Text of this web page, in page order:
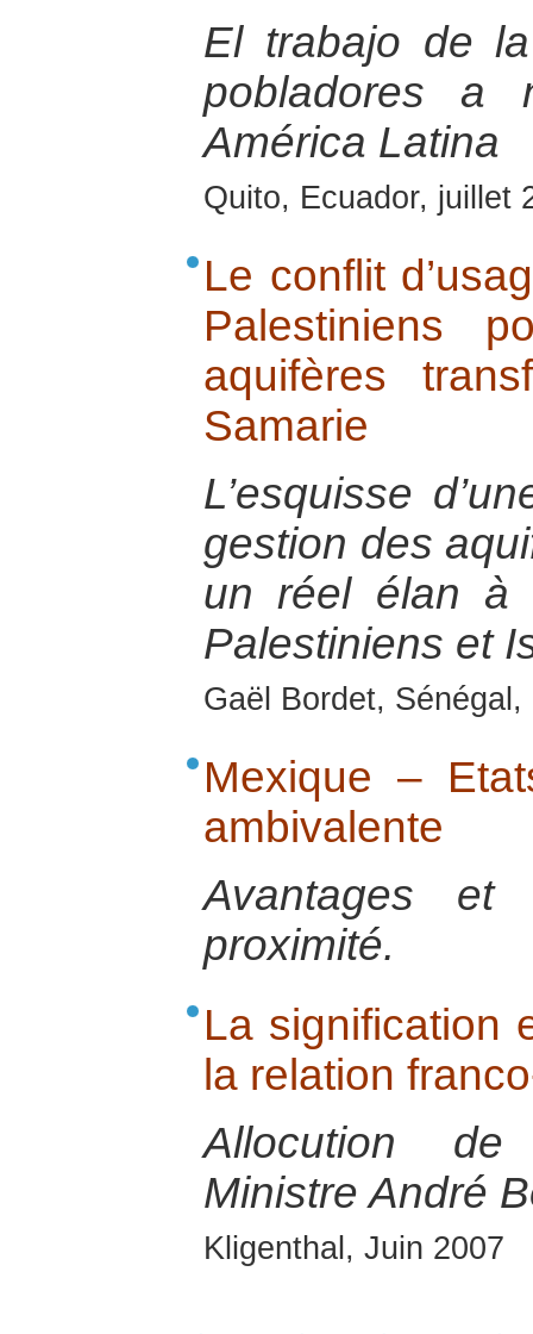
El trabajo de
pobladores a
América Latina
Quito, Ecuador, juillet
Le conflit
Palestiniens
aquifères
Samarie
L’esquisse
gestion des
un réel élan à
Palestiniens et
Gaël Bordet,
Mexique –
ambivalente
Avantages et
proximité.
La signification
la relation
Allocution de
Ministre André
Kligenthal, Juin 2007